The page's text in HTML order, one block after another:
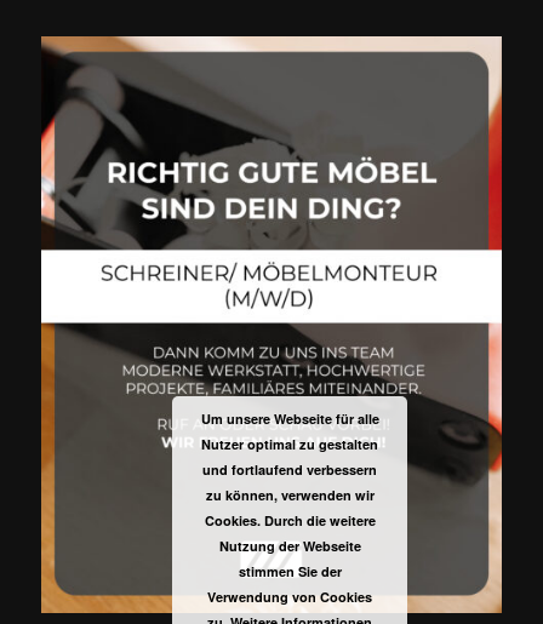
Um unsere Webseite für alle
Nutzer optimal zu gestalten
und fortlaufend verbessern
zu können, verwenden wir
Cookies. Durch die weitere
Nutzung der Webseite
stimmen Sie der
Verwendung von Cookies